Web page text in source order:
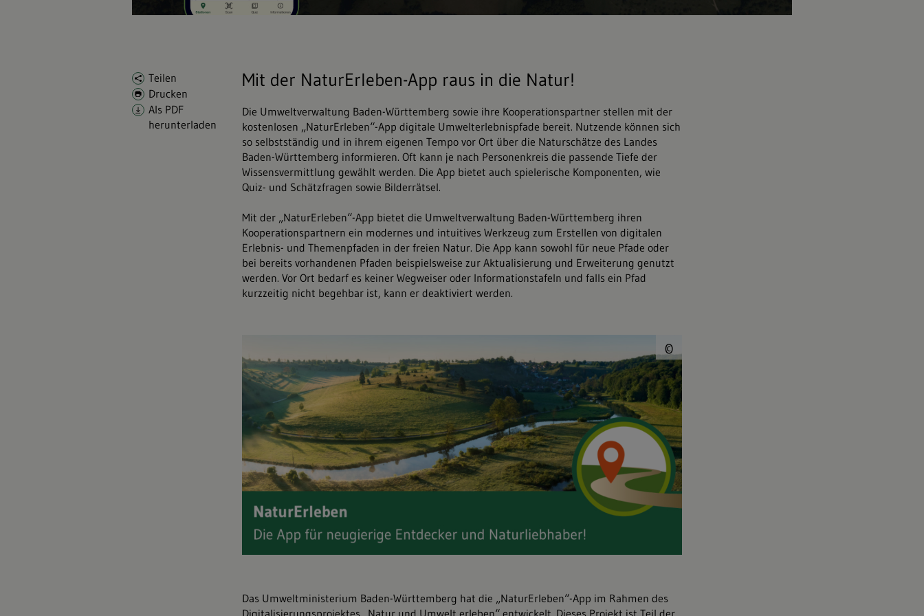
Teilen
Drucken
Als PDF
herunterladen
Mit der NaturErleben-App raus in die Natur!
Die Umweltverwaltung Baden-Württemberg sowie ihre Kooperationspartner stellen mit der
kostenlosen „NaturErleben“-App digitale Umwelterlebnispfade bereit. Nutzende können sich
so selbstständig und in ihrem eigenen Tempo vor Ort über die Naturschätze des Landes
Baden-Württemberg informieren. Oft kann je nach Personenkreis die passende Tiefe der
Wissensvermittlung gewählt werden. Die App bietet auch spielerische Komponenten, wie
Quiz- und Schätzfragen sowie Bilderrätsel.
Mit der „NaturErleben“-App bietet die Umweltverwaltung Baden-Württemberg ihren
Kooperationspartnern ein modernes und intuitives Werkzeug zum Erstellen von digitalen
Erlebnis- und Themenpfaden in der freien Natur. Die App kann sowohl für neue Pfade oder
bei bereits vorhandenen Pfaden beispielsweise zur Aktualisierung und Erweiterung genutzt
werden. Vor Ort bedarf es keiner Wegweiser oder Informationstafeln und falls ein Pfad
kurzzeitig nicht begehbar ist, kann er deaktiviert werden.
©
Das Umweltministerium Baden-Württemberg hat die „NaturErleben“-App im Rahmen des
Digitalisierungsprojektes „Natur und Umwelt erleben“ entwickelt. Dieses Projekt ist Teil der